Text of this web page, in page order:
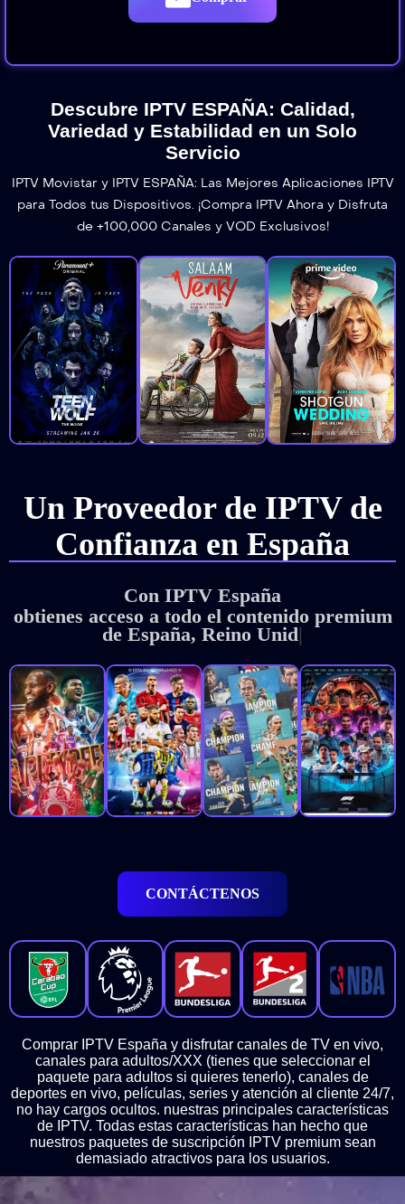
Descubre IPTV ESPAÑA: Calidad,
Variedad y Estabilidad en un Solo
Servicio
IPTV Movistar y IPTV ESPAÑA: Las Mejores Aplicaciones IPTV
para Todos tus Dispositivos. ¡Compra IPTV Ahora y Disfruta
de +100,000 Canales y VOD Exclusivos!
Un Proveedor de IPTV de
Confianza en España
Con IPTV España
obtienes acceso a todo el contenido premium
de España, Reino Unido y Estados U
CONTÁCTENOS
Comprar IPTV España y disfrutar canales de TV en vivo,
canales para adultos/XXX (tienes que seleccionar el
paquete para adultos si quieres tenerlo), canales de
deportes en vivo, películas, series y atención al cliente 24/7,
no hay cargos ocultos. nuestras principales características
de IPTV. Todas estas características han hecho que
nuestros paquetes de suscripción IPTV premium sean
demasiado atractivos para los usuarios.